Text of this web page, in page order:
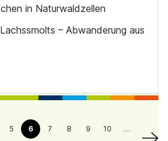
in Naturwaldzellen
– Abwanderung aus
5 6 7 8 9 10 …